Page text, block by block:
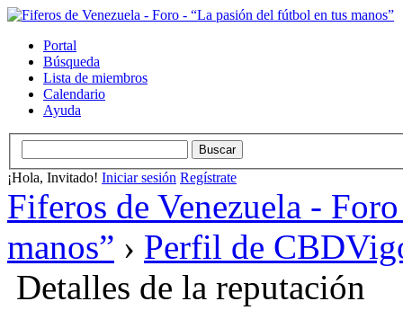
Portal
Búsqueda
Lista de miembros
Calendario
Ayuda
¡Hola, Invitado! Iniciar sesión Regístrate
Fiferos de Venezuela -
manos” › Perfil de
Detalles de la reputación